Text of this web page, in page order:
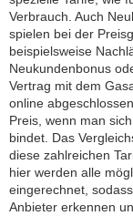
Verbrauch. Auch
spielen bei der
beispielsweise
Neukundenbonus
Vertrag mit dem
online
Preis, wenn man
bindet. Das
diese zahlreichen
hier werden alle
eingerechnet,
Anbieter erkennen